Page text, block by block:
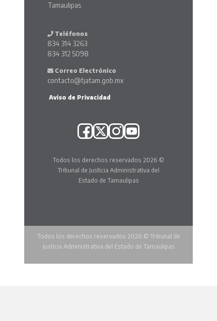
Tamaulipas
Teléfonos
834 314 3263
834 312 5098
Correo Electrónico
contacto@tjatam.gob.mx
Aviso de Privacidad
Todos los derechos reservados 2026 ©
Tribunal de Justicia Administrativa del
Estado de Tamaulipas
Todos los derechos reservados 2026 © Tribunal de
Justicia Administrativa del Estado de Tamaulipas